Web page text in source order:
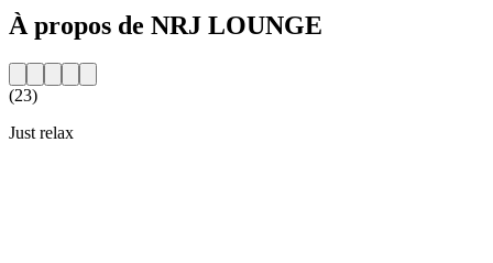
À propos de NRJ LOUNGE
(23)
Just relax